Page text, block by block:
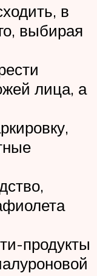
в
выбирая
лица, а
продукты